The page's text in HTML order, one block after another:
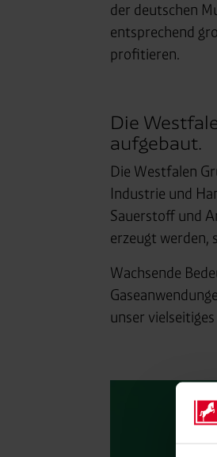
der deutschen
entsprechend
profitieren.
Die
aufgebaut.
Die Westfalen
Industrie und
Sauerstoff und
erzeugt werden,
Wachsende
unser